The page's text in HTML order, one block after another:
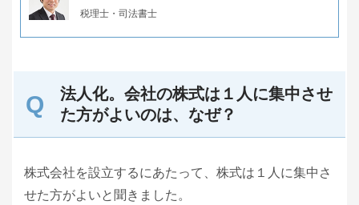
税理士・司法書士
法人化。会社の株式は１人に集中させ
た方がよいのは、なぜ？
株式会社を設立するにあたって、株式は１人に集中さ
せた方がよいと聞きました。